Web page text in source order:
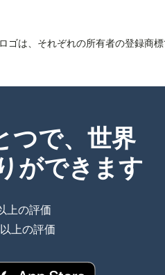
ゴは、それぞれの所有者の登録商
つで、世界
ができます
上の評価
（別ウィンドウで開き
上の評価
（別ウィンドウで開き